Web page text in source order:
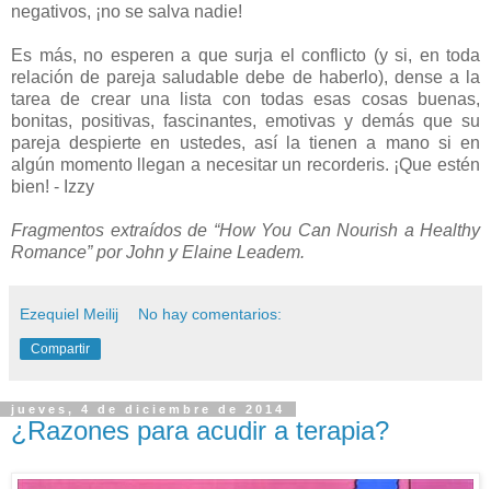
negativos, ¡no se salva nadie!
Es más, no esperen a que surja el conflicto (y si, en toda
relación de pareja saludable debe de haberlo), dense a la
tarea de crear una lista con todas esas cosas buenas,
bonitas, positivas, fascinantes, emotivas y demás que su
pareja despierte en ustedes, así la tienen a mano si en
algún momento llegan a necesitar un recorderis. ¡Que estén
bien! - Izzy
Fragmentos extraídos de “How You Can Nourish a Healthy
Romance” por John y Elaine Leadem.
Ezequiel Meilij No hay comentarios:
Compartir
jueves, 4 de diciembre de 2014
¿Razones para acudir a terapia?